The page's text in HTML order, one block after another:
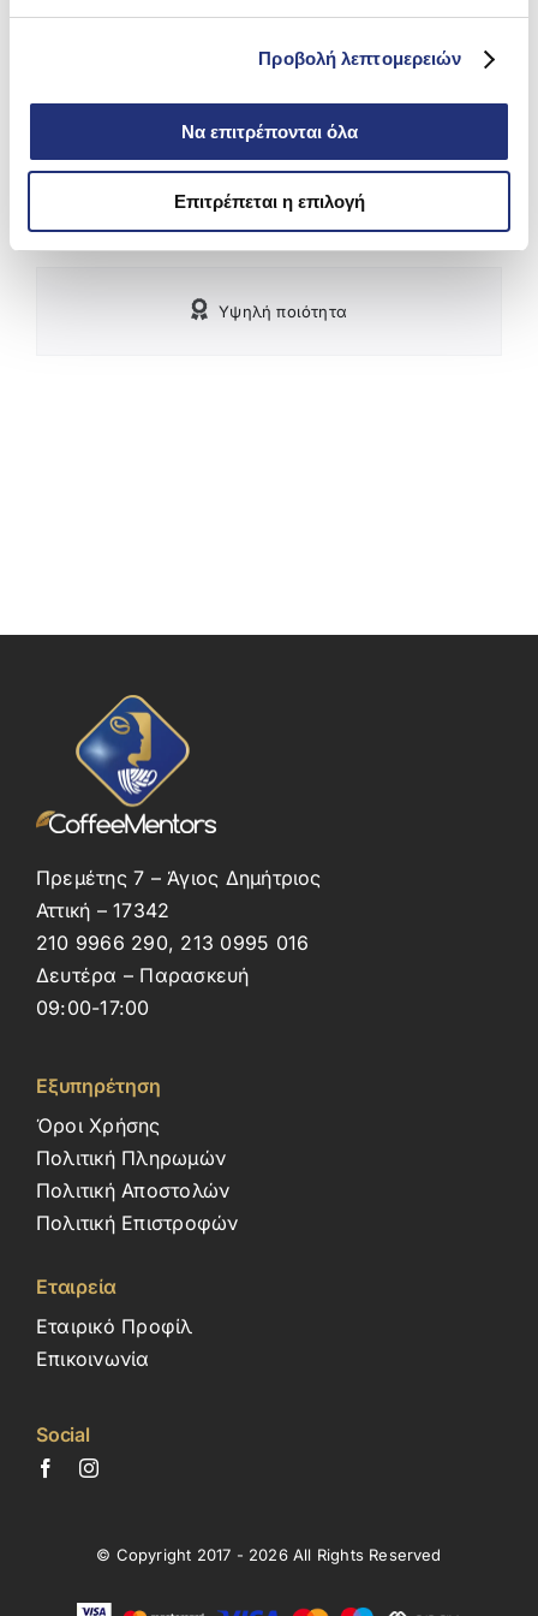
Προβολή λεπτομερειών
Να επιτρέπονται όλα
Επιτρέπεται η επιλογή
210 9966290
Δωρεάν Μεταφορικά εντός Αττικής για αγορές άνω
των 59€
Υψηλή ποιότητα
Πρεμέτης 7 – Άγιος Δημήτριος
Αττική – 17342
210 9966 290, 213 0995 016
Δευτέρα – Παρασκευή
09:00-17:00
Εξυπηρέτηση
Όροι Χρήσης
Πολιτική Πληρωμών
Πολιτική Αποστολών
Πολιτική Επιστροφών
Εταιρεία
Εταιρικό Προφίλ
Επικοινωνία
Social
© Copyright 2017 - 2026 All Rights Reserved